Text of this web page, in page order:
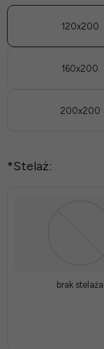
*
120x200
160x200
200x200
*Stelaż:
brak stelaża